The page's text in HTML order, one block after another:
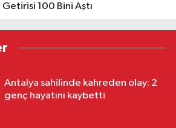
Getirisi 100 Bini Aştı
Antalya sahilinde kahreden olay: 2
genç hayatını kaybetti